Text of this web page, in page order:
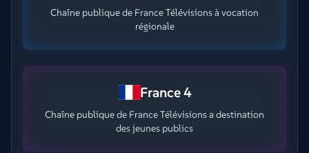
Chaîne publique de France Télévisions à vocation
régionale
France 4
Chaîne publique de France Télévisions a destination
des jeunes publics